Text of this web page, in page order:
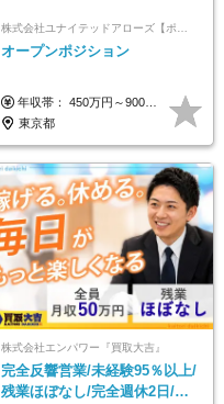
オープンポジション
年収帯： 450万円～900万円 ※経験・スキルを考慮の上、決定します。
東京都
株式会社エンパワー『買取大吉』
完全反響営業/未経験95％以上/
残業ほぼなし/完全週休2日/月